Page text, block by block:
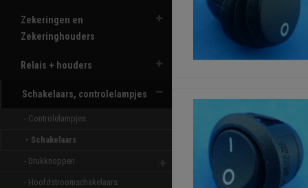
Zekeringen en
Zekeringhouders
Relais + houders
Schakelaars, controlelampjes
- Controlelampjes
- Schakelaars
- Drukknoppen
- Hoofdstroomschakelaars